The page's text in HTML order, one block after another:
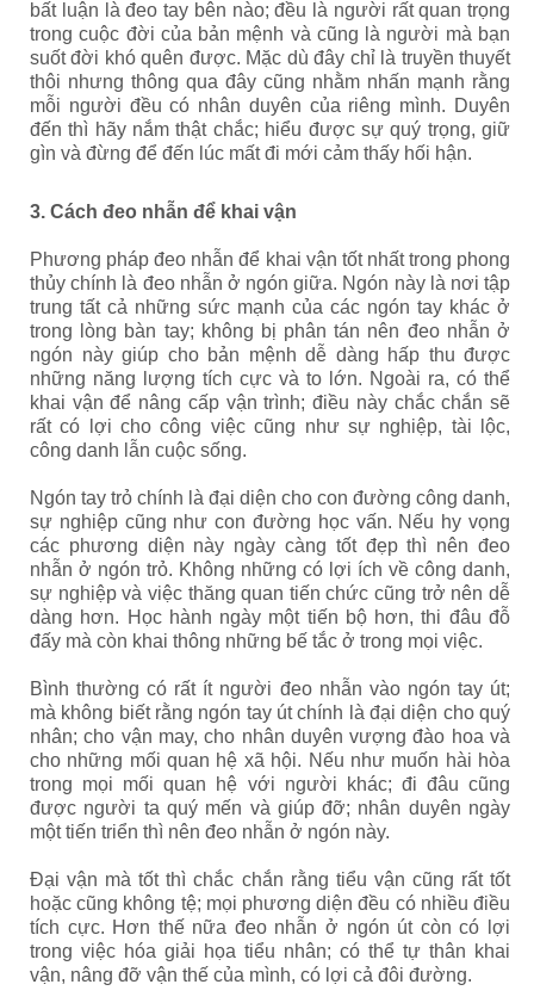
bất luận là đeo tay bên nào; đều là người rất quan trọng
trong cuộc đời của bản mệnh và cũng là người mà bạn
suốt đời khó quên được. Mặc dù đây chỉ là truyền thuyết
thôi nhưng thông qua đây cũng nhằm nhấn mạnh rằng
mỗi người đều có nhân duyên của riêng mình. Duyên
đến thì hãy nắm thật chắc; hiểu được sự quý trọng, giữ
gìn và đừng để đến lúc mất đi mới cảm thấy hối hận.
3. Cách đeo nhẫn để khai vận
Phương pháp đeo nhẫn để khai vận tốt nhất trong phong
thủy chính là đeo nhẫn ở ngón giữa. Ngón này là nơi tập
trung tất cả những sức mạnh của các ngón tay khác ở
trong lòng bàn tay; không bị phân tán nên đeo nhẫn ở
ngón này giúp cho bản mệnh dễ dàng hấp thu được
những năng lượng tích cực và to lớn. Ngoài ra, có thể
khai vận để nâng cấp vận trình; điều này chắc chắn sẽ
rất có lợi cho công việc cũng như sự nghiệp, tài lộc,
công danh lẫn cuộc sống.
Ngón tay trỏ chính là đại diện cho con đường công danh,
sự nghiệp cũng như con đường học vấn. Nếu hy vọng
các phương diện này ngày càng tốt đẹp thì nên đeo
nhẫn ở ngón trỏ. Không những có lợi ích về công danh,
sự nghiệp và việc thăng quan tiến chức cũng trở nên dễ
dàng hơn. Học hành ngày một tiến bộ hơn, thi đâu đỗ
đấy mà còn khai thông những bế tắc ở trong mọi việc.
Bình thường có rất ít người đeo nhẫn vào ngón tay út;
mà không biết rằng ngón tay út chính là đại diện cho quý
nhân; cho vận may, cho nhân duyên vượng đào hoa và
cho những mối quan hệ xã hội. Nếu như muốn hài hòa
trong mọi mối quan hệ với người khác; đi đâu cũng
được người ta quý mến và giúp đỡ; nhân duyên ngày
một tiến triển thì nên đeo nhẫn ở ngón này.
Đại vận mà tốt thì chắc chắn rằng tiểu vận cũng rất tốt
hoặc cũng không tệ; mọi phương diện đều có nhiều điều
tích cực. Hơn thế nữa đeo nhẫn ở ngón út còn có lợi
trong việc hóa giải họa tiểu nhân; có thể tự thân khai
vận, nâng đỡ vận thế của mình, có lợi cả đôi đường.